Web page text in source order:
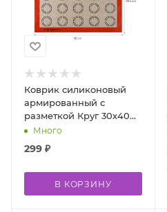
Коврик силиконовый
армированный с
разметкой Круг 30х40
смМного
299 ₽
В КОРЗИНУ